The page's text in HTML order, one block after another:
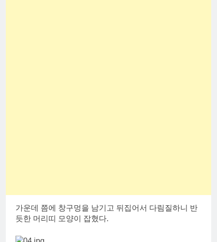
가운데 쯤에 창구멍을 남기고 뒤집어서 다림질하니 반
듯한 머리띠 모양이 잡혔다.